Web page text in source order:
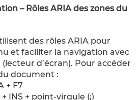
– Rôles ARIA des zones du
des rôles ARIA pour
et faciliter la navigation avec
d’écran). Pour accéder
document :
+ F7
+ INS + point-virgule (;)